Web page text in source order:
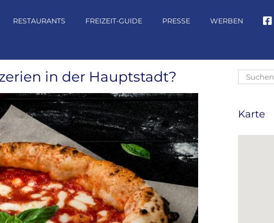
RESTAURANTS FREIZEIT-GUIDE PRESSE WERBEN
in der Hauptstadt?
Suche
nach:
Karte